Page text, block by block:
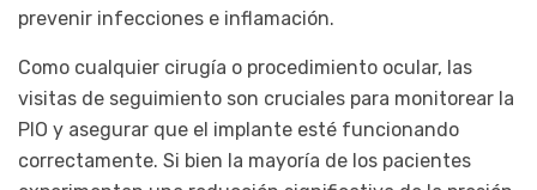
prevenir infecciones e inflamación.
Como cualquier cirugía o procedimiento ocular, las
visitas de seguimiento son cruciales para monitorear la
PIO y asegurar que el implante esté funcionando
correctamente. Si bien la mayoría de los pacientes